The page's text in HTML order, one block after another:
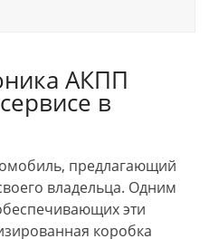
АКПП
в
предлагающий
владельца. Одним
эти
коробка